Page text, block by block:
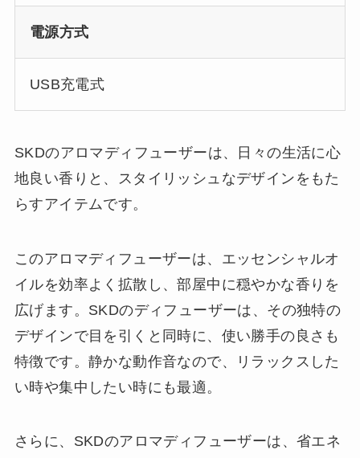
電源方式
USB充電式
SKDのアロマディフューザーは、日々の生活に心
地良い香りと、スタイリッシュなデザインをもた
らすアイテムです。
このアロマディフューザーは、エッセンシャルオ
イルを効率よく拡散し、部屋中に穏やかな香りを
広げます。SKDのディフューザーは、その独特の
デザインで目を引くと同時に、使い勝手の良さも
特徴です。静かな動作音なので、リラックスした
い時や集中したい時にも最適。
さらに、SKDのアロマディフューザーは、省エネ